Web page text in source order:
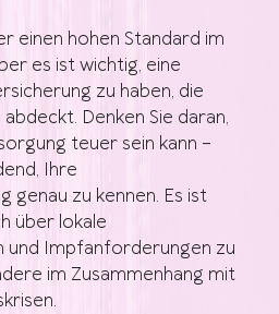
einen hohen Standard im
es ist wichtig, eine
zu haben, die
Denken Sie daran,
teuer sein kann –
Ihre
genau zu kennen. Es ist
über lokale
und Impfanforderungen zu
im Zusammenhang mit